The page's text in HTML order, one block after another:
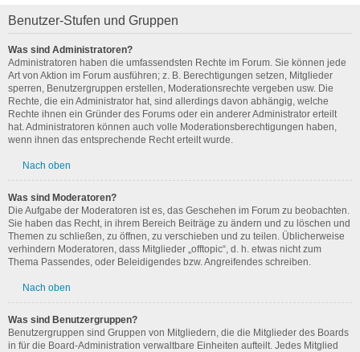
Benutzer-Stufen und Gruppen
Was sind Administratoren?
Administratoren haben die umfassendsten Rechte im Forum. Sie können jede
Art von Aktion im Forum ausführen; z. B. Berechtigungen setzen, Mitglieder
sperren, Benutzergruppen erstellen, Moderationsrechte vergeben usw. Die
Rechte, die ein Administrator hat, sind allerdings davon abhängig, welche
Rechte ihnen ein Gründer des Forums oder ein anderer Administrator erteilt
hat. Administratoren können auch volle Moderationsberechtigungen haben,
wenn ihnen das entsprechende Recht erteilt wurde.
Nach oben
Was sind Moderatoren?
Die Aufgabe der Moderatoren ist es, das Geschehen im Forum zu beobachten.
Sie haben das Recht, in ihrem Bereich Beiträge zu ändern und zu löschen und
Themen zu schließen, zu öffnen, zu verschieben und zu teilen. Üblicherweise
verhindern Moderatoren, dass Mitglieder „offtopic“, d. h. etwas nicht zum
Thema Passendes, oder Beleidigendes bzw. Angreifendes schreiben.
Nach oben
Was sind Benutzergruppen?
Benutzergruppen sind Gruppen von Mitgliedern, die die Mitglieder des Boards
in für die Board-Administration verwaltbare Einheiten aufteilt. Jedes Mitglied